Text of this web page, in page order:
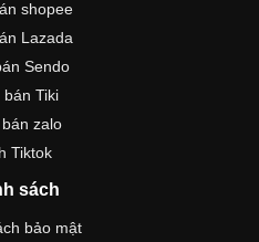
shopee
Lazada
Sendo
bán Tiki
zalo
Tiktok
sách
bảo mật